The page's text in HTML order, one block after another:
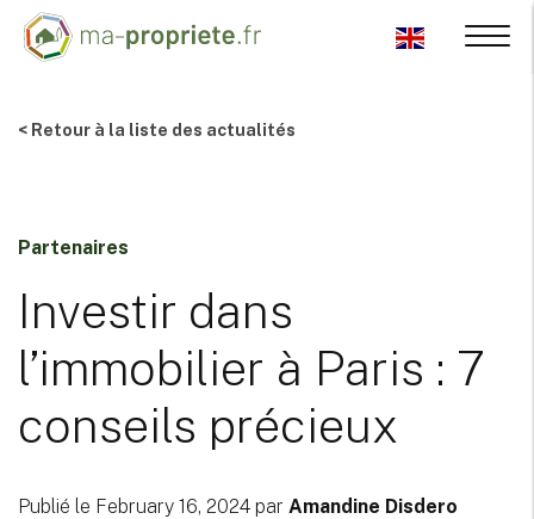
< Retour à la liste des actualités
Partenaires
Investir dans
l’immobilier à Paris : 7
conseils précieux
Publié le February 16, 2024 par Amandine Disdero